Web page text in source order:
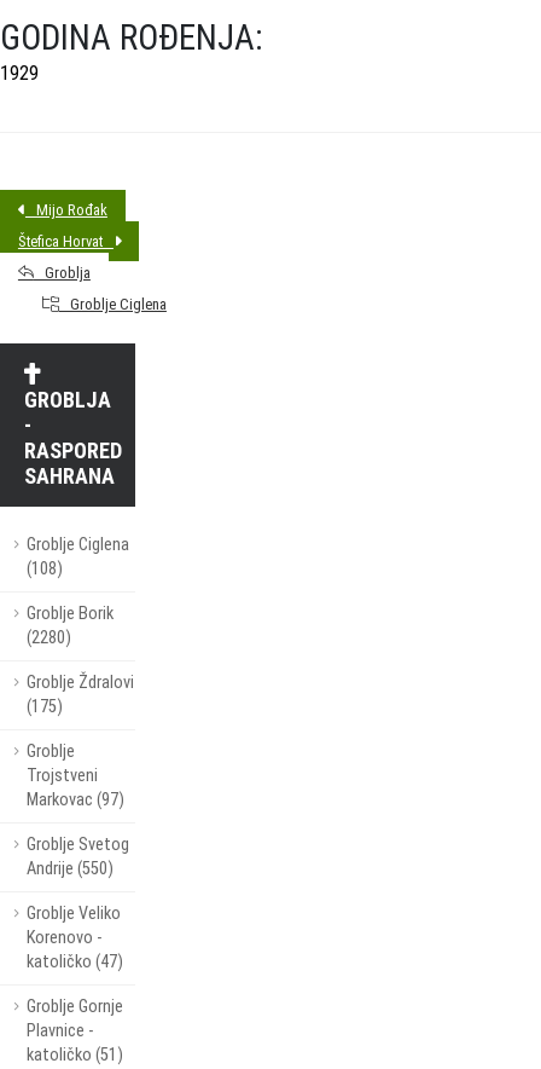
GODINA ROĐENJA:
1929
Mijo Rođak
Štefica Horvat
Groblja
Groblje Ciglena
GROBLJA
-
RASPORED
SAHRANA
Groblje Ciglena
(108)
Groblje Borik
(2280)
Groblje Ždralovi
(175)
Groblje
Trojstveni
Markovac (97)
Groblje Svetog
Andrije (550)
Groblje Veliko
Korenovo -
katoličko (47)
Groblje Gornje
Plavnice -
katoličko (51)